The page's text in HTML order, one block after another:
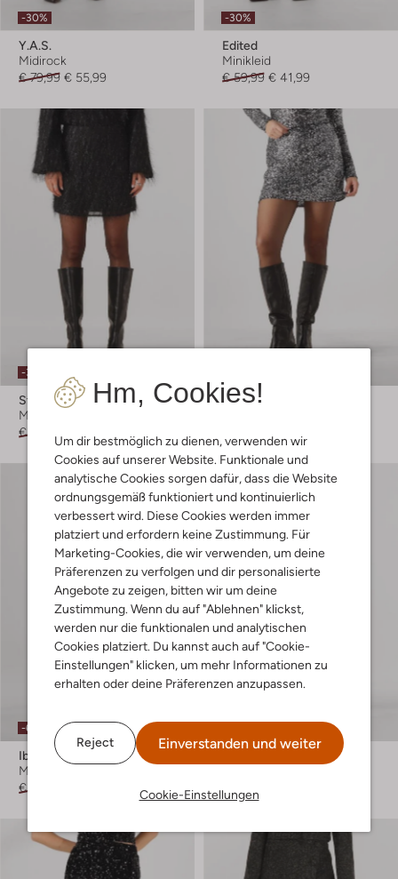
Hm, Cookies!
Um dir bestmöglich zu dienen, verwenden wir
Cookies auf unserer Website. Funktionale und
analytische Cookies sorgen dafür, dass die Website
ordnungsgemäß funktioniert und kontinuierlich
verbessert wird. Diese Cookies werden immer
platziert und erfordern keine Zustimmung. Für
Marketing-Cookies, die wir verwenden, um deine
Präferenzen zu verfolgen und dir personalisierte
Angebote zu zeigen, bitten wir um deine
Zustimmung. Wenn du auf "Ablehnen" klickst,
werden nur die funktionalen und analytischen
Cookies platziert. Du kannst auch auf "Cookie-
Einstellungen" klicken, um mehr Informationen zu
erhalten oder deine Präferenzen anzupassen.
Reject Einverstanden und weiter
Cookie-Einstellungen
-30%
Y.a.s.
Midirock
€ 79,99 € 55,99
-30%
Edited
Minikleid
€ 59,99 € 41,99
-30%
Studio Amaya
Minirock
€ 59,99
Modström
-60%
Ibana
Minirock
€ 179,95
€ 149,99